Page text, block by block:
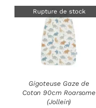
Rupture de stock
DÉTAILS
Gigoteuse Gaze de
Coton 90cm Roarsome
(Jollein)